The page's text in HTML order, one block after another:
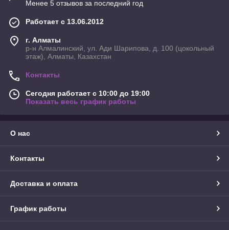
Менее 5 отзывов за последний год
Работает с 13.06.2012
г. Алматы
р-н Алмалинский, ул. Ади Шарипова, д. 100 (цокольный
этаж), Алматы, Казахстан
Контакты
Сегодня работает с 10:00 до 19:00
Показать весь график работы
О нас
Контакты
Доставка и оплата
График работы